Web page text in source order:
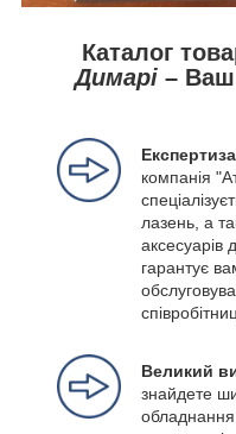
Каталог
Димарі –
компанія
лазень, а
аксесуарів
гарантує
Великий
знайдете
обладнання